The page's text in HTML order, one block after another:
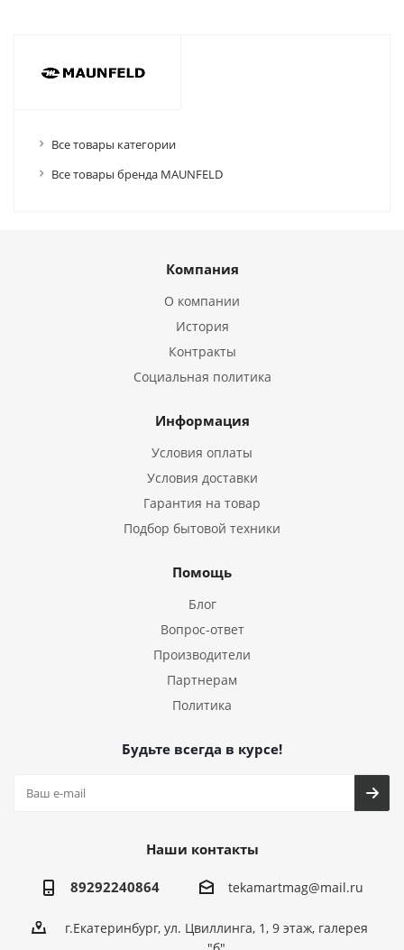
Все товары категории
Все товары бренда MAUNFELD
Компания
О компании
История
Контракты
Социальная политика
Информация
Условия оплаты
Условия доставки
Гарантия на товар
Подбор бытовой техники
Помощь
Блог
Вопрос-ответ
Производители
Партнерам
Политика
Будьте всегда в курсе!
Наши контакты
89292240864 tekamartmag@mail.ru
г.Екатеринбург, ул. Цвиллинга, 1, 9 этаж, галерея